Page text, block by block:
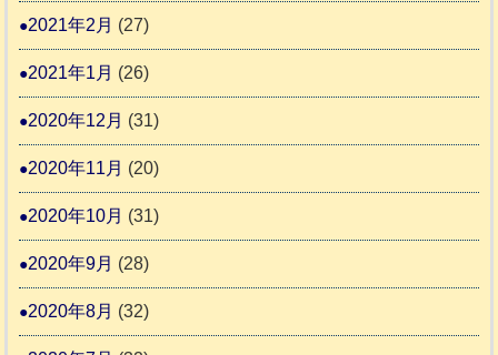
2021年2月 (27)
2021年1月 (26)
2020年12月 (31)
2020年11月 (20)
2020年10月 (31)
2020年9月 (28)
2020年8月 (32)